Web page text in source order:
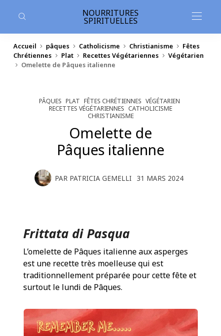
principal
NOURRITURES
SPIRITUELLES
Accueil pâques Catholicisme Christianisme
Fêtes
Chrétiennes
Plat Recettes Végétariennes
Végétarien
Omelette de Pâques italienne
PÂQUES PLAT FÊTES CHRÉTIENNES VÉGÉTARIEN
RECETTES VÉGÉTARIENNES CATHOLICISME
CHRISTIANISME
Omelette de
Pâques italienne
PAR PATRICIA GEMELLI 31 MARS 2024
Frittata di Pasqua
L’omelette de Pâques italienne aux asperges
est une recette très moelleuse qui est
traditionnellement préparée pour cette fête et
surtout le lundi de Pâques.